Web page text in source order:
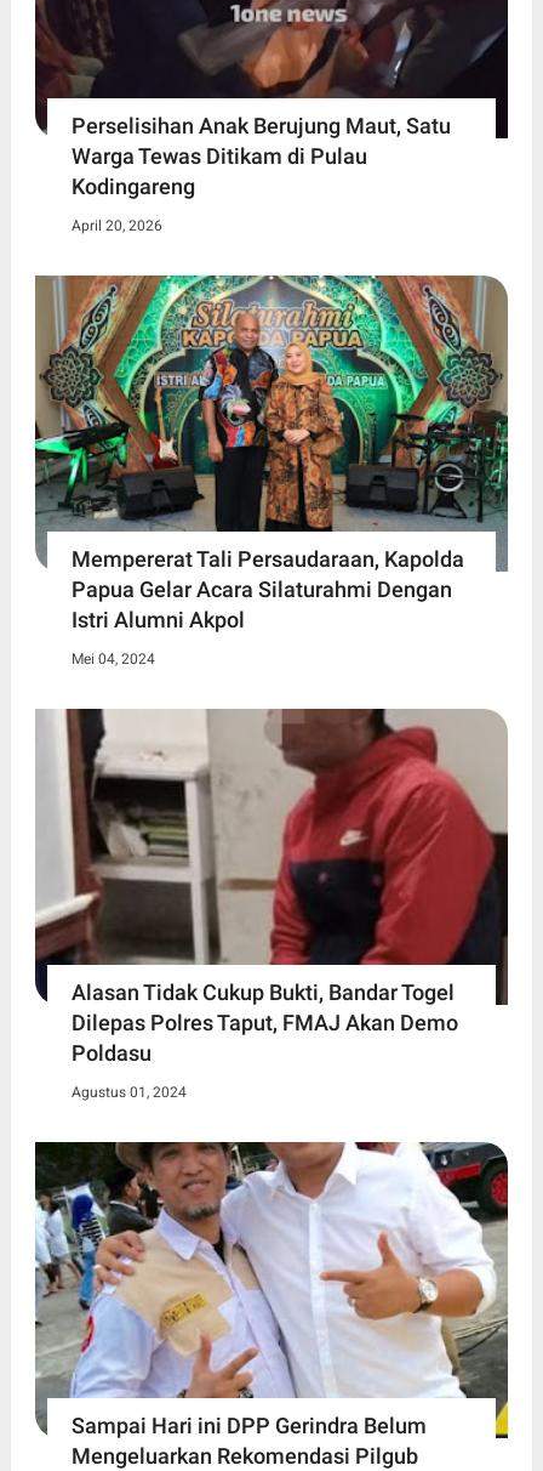
Perselisihan Anak Berujung Maut, Satu
Warga Tewas Ditikam di Pulau
Kodingareng
April 20, 2026
Mempererat Tali Persaudaraan, Kapolda
Papua Gelar Acara Silaturahmi Dengan
Istri Alumni Akpol
Mei 04, 2024
Alasan Tidak Cukup Bukti, Bandar Togel
Dilepas Polres Taput, FMAJ Akan Demo
Poldasu
Agustus 01, 2024
Sampai Hari ini DPP Gerindra Belum
Mengeluarkan Rekomendasi Pilgub